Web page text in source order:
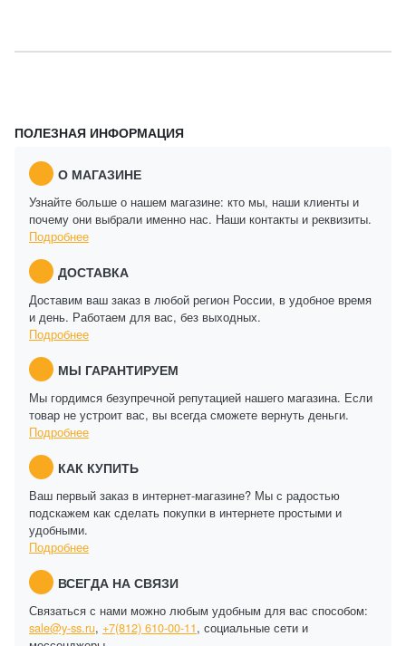
ПОЛЕЗНАЯ ИНФОРМАЦИЯ
О МАГАЗИНЕ
Узнайте больше о нашем магазине: кто мы, наши клиенты и
почему они выбрали именно нас. Наши контакты и реквизиты.
Подробнее
ДОСТАВКА
Доставим ваш заказ в любой регион России, в удобное время
и день. Работаем для вас, без выходных.
Подробнее
МЫ ГАРАНТИРУЕМ
Мы гордимся безупречной репутацией нашего магазина. Если
товар не устроит вас, вы всегда сможете вернуть деньги.
Подробнее
КАК КУПИТЬ
Ваш первый заказ в интернет-магазине? Мы с радостью
подскажем как сделать покупки в интернете простыми и
удобными.
Подробнее
ВСЕГДА НА СВЯЗИ
Связаться с нами можно любым удобным для вас способом:
sale@y-ss.ru, +7(812) 610-00-11, социальные сети и